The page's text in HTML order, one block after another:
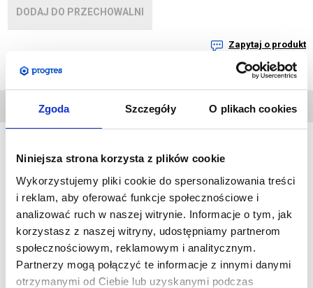
Zgoda Szczegóły O plikach cookies
Niniejsza strona korzysta z plików cookie
Wykorzystujemy pliki cookie do spersonalizowania treści
i reklam, aby oferować funkcje społecznościowe i
analizować ruch w naszej witrynie. Informacje o tym, jak
korzystasz z naszej witryny, udostępniamy partnerom
społecznościowym, reklamowym i analitycznym.
Partnerzy mogą połączyć te informacje z innymi danymi
otrzymanymi od Ciebie lub uzyskanymi podczas
DODAJ DO PRZECHOWALNI
Zapytaj o produkt
TECHNICZNE
Można je wykorzystać zarówno jako świetny gadżet dla dzieci
na eventach lub udostepnić dorosłym w strefach relaksu.
Dwa rodzaje materiału do wyboru stwarzają możliwość
stosowania na zewnątrz oraz wewnątrz budynków.
Zapinana na zamek grafika może być prana a w wersji
zewnętrznej także czyszczona za pomocą gąbki.